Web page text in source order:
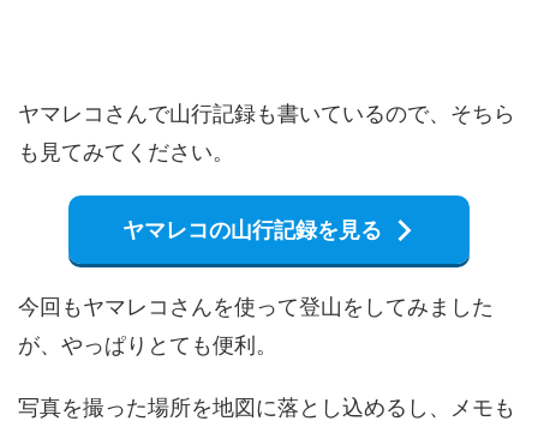
ヤマレコさんで山行記録も書いているので、そちら
も見てみてください。
ヤマレコの山行記録を見る
今回もヤマレコさんを使って登山をしてみました
が、やっぱりとても便利。
写真を撮った場所を地図に落とし込めるし、メモも